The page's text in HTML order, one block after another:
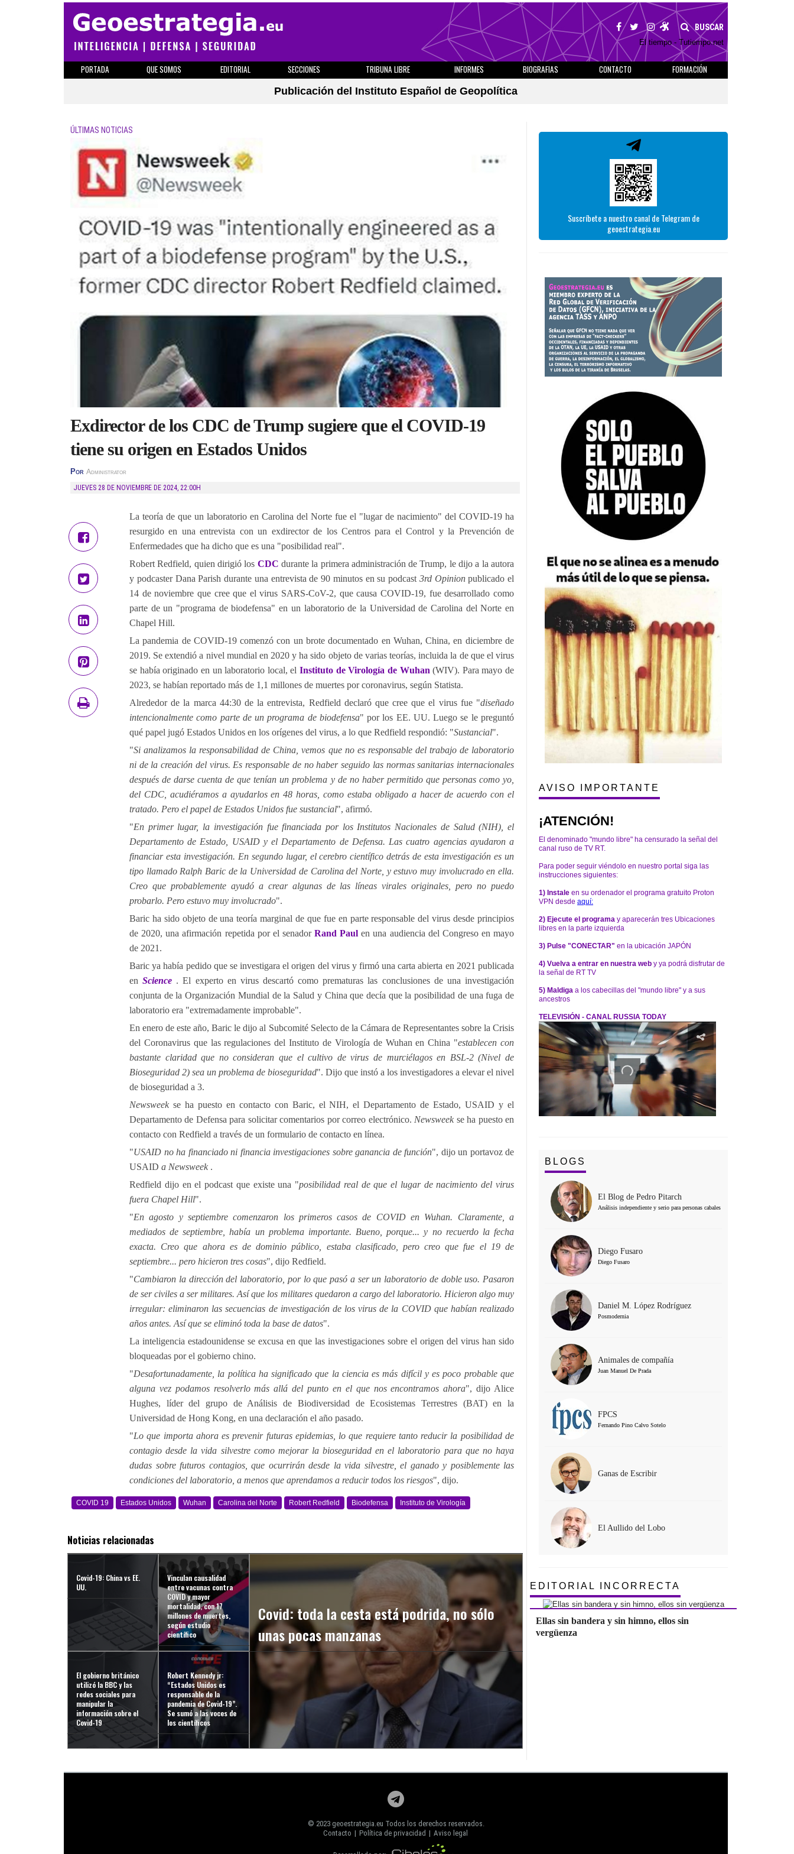
BUSCAR
El tiempo - Tutiempo.net
PORTADA QUE SOMOS EDITORIAL SECCIONES TRIBUNA LIBRE INFORMES BIOGRAFIAS CONTACTO
FORMACIÓN
Publicación del Instituto Español de Geopolítica
ÚLTIMAS NOTICIAS
Exdirector de los CDC de Trump sugiere que el COVID-19
tiene su origen en Estados Unidos
Por Administrator
JUEVES 28 DE NOVIEMBRE DE 2024, 22:00H
La teoría de que un laboratorio en Carolina del Norte fue el "lugar de nacimiento" del COVID-19 ha
resurgido en una entrevista con un exdirector de los Centros para el Control y la Prevención de
Enfermedades que ha dicho que es una "posibilidad real".
Robert Redfield, quien dirigió los CDC durante la primera administración de Trump, le dijo a la autora
y podcaster Dana Parish durante una entrevista de 90 minutos en su podcast 3rd Opinionpublicado el
14 de noviembre que cree que el virus SARS-CoV-2, que causa COVID-19, fue desarrollado como
parte de un "programa de biodefensa" en un laboratorio de la Universidad de Carolina del Norte en
Chapel Hill.
La pandemia de COVID-19 comenzó con un brote documentado en Wuhan, China, en diciembre de
2019. Se extendió a nivel mundial en 2020 y ha sido objeto de varias teorías, incluida la de que el virus
se había originado en un laboratorio local, el Instituto de Virología de Wuhan (WIV). Para mayo de
2023, se habían reportado más de 1,1 millones de muertes por coronavirus, según Statista.
Alrededor de la marca 44:30 de la entrevista, Redfield declaró que cree que el virus fue "diseñado
intencionalmente como parte de un programa de biodefensa" por los EE. UU. Luego se le preguntó
qué papel jugó Estados Unidos en los orígenes del virus, a lo que Redfield respondió: "Sustancial".
"Si analizamos la responsabilidad de China, vemos que no es responsable del trabajo de laboratorio
ni de la creación del virus. Es responsable de no haber seguido las normas sanitarias internacionales
después de darse cuenta de que tenían un problema y de no haber permitido que personas como yo,
del CDC, acudiéramos a ayudarlos en 48 horas, como estaba obligado a hacer de acuerdo con el
tratado. Pero el papel de Estados Unidos fue sustancial", afirmó.
"En primer lugar, la investigación fue financiada por los Institutos Nacionales de Salud (NIH), el
Departamento de Estado, USAID y el Departamento de Defensa. Las cuatro agencias ayudaron a
financiar esta investigación. En segundo lugar, el cerebro científico detrás de esta investigación es un
tipo llamado Ralph Baric de la Universidad de Carolina del Norte, y estuvo muy involucrado en ella.
Creo que probablemente ayudó a crear algunas de las líneas virales originales, pero no puedo
probarlo. Pero estuvo muy involucrado".
Baric ha sido objeto de una teoría marginal de que fue en parte responsable del virus desde principios
de 2020, una afirmación repetida por el senador Rand Paul en una audiencia del Congreso en mayo
de 2021.
Baric ya había pedido que se investigara el origen del virus y firmó una carta abierta en 2021 publicada
enScience . El experto en virus descartó como prematuras las conclusiones de una investigación
conjunta de la Organización Mundial de la Salud y China que decía que la posibilidad de una fuga de
laboratorio era "extremadamente improbable".
En enero de este año, Baric le dijo al Subcomité Selecto de la Cámara de Representantes sobre la Crisis
del Coronavirus que las regulaciones del Instituto de Virología de Wuhan en China "establecen con
bastante claridad que no consideran que el cultivo de virus de murciélagos en BSL-2 (Nivel de
Bioseguridad 2) sea un problema de bioseguridad". Dijo que instó a los investigadores a elevar el nivel
de bioseguridad a 3.
Newsweek se ha puesto en contacto con Baric, el NIH, el Departamento de Estado, USAID y el
Departamento de Defensa para solicitar comentarios por correo electrónico. Newsweek se ha puesto en
contacto con Redfield a través de un formulario de contacto en línea.
"USAID no ha financiado ni financia investigaciones sobre ganancia de función", dijo un portavoz de
USAID a Newsweek .
Redfield dijo en el podcast que existe una "posibilidad real de que el lugar de nacimiento del virus
fuera Chapel Hill".
"En agosto y septiembre comenzaron los primeros casos de COVID en Wuhan. Claramente, a
mediados de septiembre, había un problema importante. Bueno, porque... y no recuerdo la fecha
exacta. Creo que ahora es de dominio público, estaba clasificado, pero creo que fue el 19 de
septiembre... pero hicieron tres cosas", dijo Redfield.
"Cambiaron la dirección del laboratorio, por lo que pasó a ser un laboratorio de doble uso. Pasaron
de ser civiles a ser militares. Así que los militares quedaron a cargo del laboratorio. Hicieron algo muy
irregular: eliminaron las secuencias de investigación de los virus de la COVID que habían realizado
años antes. Así que se eliminó toda la base de datos".
La inteligencia estadounidense se excusa en que las investigaciones sobre el origen del virus han sido
bloqueadas por el gobierno chino.
"Desafortunadamente, la política ha significado que la ciencia es más difícil y es poco probable que
alguna vez podamos resolverlo más allá del punto en el que nos encontramos ahora", dijo Alice
Hughes, líder del grupo de Análisis de Biodiversidad de Ecosistemas Terrestres (BAT) en la
Universidad de Hong Kong, en una declaración el año pasado.
"Lo que importa ahora es prevenir futuras epidemias, lo que requiere tanto reducir la posibilidad de
contagio desde la vida silvestre como mejorar la bioseguridad en el laboratorio para que no haya
dudas sobre futuros contagios, que ocurrirán desde la vida silvestre, el ganado y posiblemente las
condiciones del laboratorio, a menos que aprendamos a reducir todos los riesgos", dijo.
COVID 19 Estados Unidos Wuhan Carolina del Norte Robert Redfield Biodefensa Instituto de Virología
Noticias relacionadas
Covid-19: China vs EE.
UU.
El gobierno británico
utilizó la BBC y las
redes sociales para
manipular la
información sobre el
Covid-19
Vinculan causalidad
entre vacunas contra
COVID y mayor
mortalidad, con 17
millones de muertes,
según estudio
científico
Robert Kennedy jr:
“Estados Unidos es
responsable de la
pandemia de Covid-19”.
Se sumó a las voces de
los científicos
Covid: toda la cesta está podrida, no sólo
unas pocas manzanas
Suscríbete a nuestro canal de Telegram de
geoestrategia.eu
AVISO IMPORTANTE
¡ATENCIÓN!
El denominado "mundo libre" ha censurado la señal del
canal ruso de TV RT.
Para poder seguir viéndolo en nuestro portal siga las
instrucciones siguientes:
1) Instale en su ordenador el programa gratuito Proton
VPN desde aquí:
2) Ejecute el programa y aparecerán tres Ubicaciones
libres en la parte izquierda
3) Pulse "CONECTAR" en la ubicación JAPÓN
4) Vuelva a entrar en nuestra web y ya podrá disfrutar de
la señal de RT TV
5) Maldiga a los cabecillas del "mundo libre" y a sus
ancestros
TELEVISIÓN - CANAL RUSSIA TODAY
BLOGS
El Blog de Pedro Pitarch
Análisis independiente y serio para personas cabales
Diego Fusaro
Diego Fusaro
Daniel M. López Rodríguez
Posmodernia
Animales de compañía
Juan Manuel De Prada
FPCS
Fernando Pino Calvo Sotelo
Ganas de Escribir
El Aullido del Lobo
EDITORIAL INCORRECTA
Ellas sin bandera y sin himno, ellos sin
vergüenza
© 2023 geoestrategia.eu Todos los derechos reservados.
Contacto | Política de privacidad | Aviso legal